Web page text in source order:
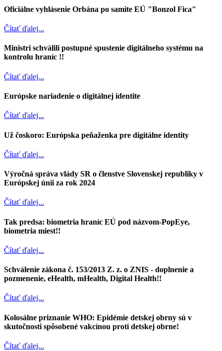
Oficiálne vyhlásenie Orbána po samite EÚ "Bonzol Fica"
Čítať ďalej...
Ministri schválili postupné spustenie digitálneho systému na
kontrolu hraníc !!
Čítať ďalej...
Európske nariadenie o digitálnej identite
Čítať ďalej...
Už čoskoro: Európska peňaženka pre digitálne identity
Čítať ďalej...
Výročná správa vlády SR o členstve Slovenskej republiky v
Európskej únii za rok 2024
Čítať ďalej...
Tak predsa: biometria hraníc EÚ pod názvom-PopEye,
biometria miest!!
Čítať ďalej...
Schválenie zákona č. 153/2013 Z. z. o ZNIS - doplnenie a
pozmenenie, eHealth, mHealth, Digital Health!!
Čítať ďalej...
Kolosálne priznanie WHO: Epidémie detskej obrny sú v
skutočnosti spôsobené vakcínou proti detskej obrne!
Čítať ďalej...